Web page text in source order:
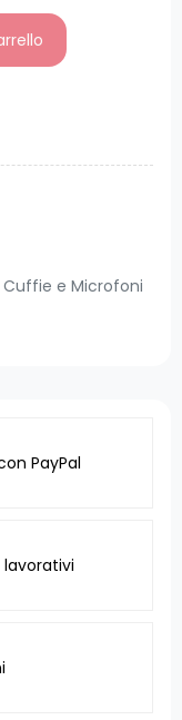
Cuffie e Microfoni
PayPal
lavorativi